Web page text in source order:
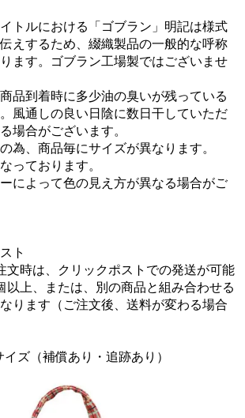
トルにおける「ゴブラン」明記は様式
えするため、綴織製品の一般的な呼称
ます。ゴブラン工場製ではございませ
品到着時に多少油の臭いが残っている
風通しの良い日陰に数日干していただ
場合がございます。
為、商品毎にサイズが異なります。
っております。
によって色の見え方が異なる場合がご
ト
文時は、クリックポストでの発送が可能
以上、または、別の商品と組み合わせる
ります（ご注文後、送料が変わる場合
イズ（補償あり・追跡あり）